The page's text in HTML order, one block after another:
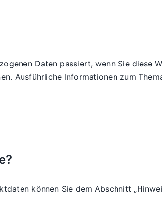
Daten passiert, wenn Sie diese
Ausführliche Informationen zum
können Sie dem Abschnitt